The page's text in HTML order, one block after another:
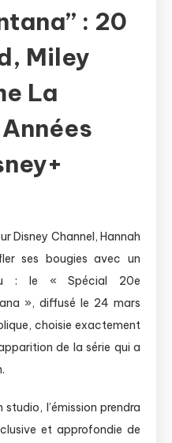
: 20
Miley
La
Disney Channel, Hannah
ses bougies avec un
: le « Spécial 20e
», diffusé le 24 mars
choisie exactement
de la série qui a
l’émission prendra
et approfondie de